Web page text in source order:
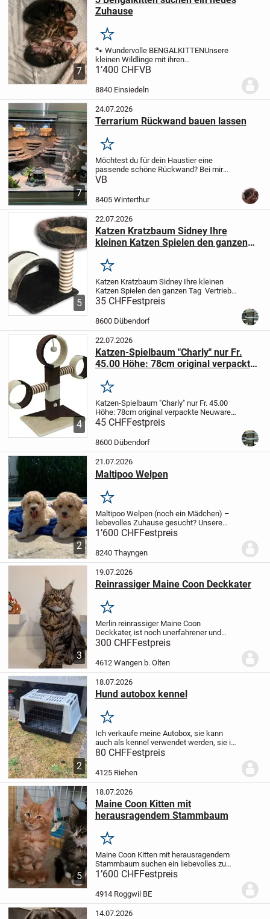
7
Zuhause
Merken
🐾 Wundervolle BENGALKITTENUnsere
kleinen Wildlinge mit ihren
wunderschönen Rosetten & marmorierten
auszuziehen – Einzelhaltung kommt für
1’400 CHFVB
8840 Einsiedeln
7
24.07.2026
Terrarium Rückwand bauen lassen
Merken
Möchtest du für dein Haustier eine
passende schöne Rückwand? Bei mir
kannst du deine customised Rückwand
Vorstellungen. Preise richten sich nach
VB
8405 Winterthur
5
22.07.2026
Katzen Kratzbaum Sidney Ihre
kleinen Katzen Spielen den ganzen
Merken
Katzen Kratzbaum Sidney Ihre kleinen
Katzen Spielen den ganzen Tag Vertrieb
bei: Auto Hifi Shop + Elektronik
8600 Dübendorf - ZH
Hunde Zubehör Wir senden auch per...
35 CHFFestpreis
8600 Dübendorf
4
22.07.2026
Katzen-Spielbaum "Charly" nur Fr.
45.00 Höhe: 78cm original verpackte
Merken
Katzen-Spielbaum "Charly" nur Fr. 45.00
Höhe: 78cmoriginal verpackte Neuware
Dieser Kratzbaum mit seinem modernen
Plüschbezug wird Ihre Katze
lieben. Mit Lustiger Quitschmaus im
45 CHFFestpreis
8600 Dübendorf
2
21.07.2026
Maltipoo Welpen
Merken
Maltipoo Welpen (noch ein Mädchen) –
liebevolles Zuhause gesucht? Unsere
bezaubernde Maltipoo-Hündin ist 3,5
Monate alt und darf ab sofort in ihr neues
Zuhause ziehen.
gechippt,...
1’600 CHFFestpreis
8240 Thayngen
3
19.07.2026
Reinrassiger Maine Coon Deckkater
Merken
Merlin reinrassiger Maine Coon
Deckkater, ist noch unerfahrener und
freut sich auf Damen besuch
geboren am 14.07.2025
Brown Tabby• sozial zu anderen Katzen,
verspielt und...
300 CHFFestpreis
4612 Wangen b. Olten
2
18.07.2026
Hund autobox kennel
Merken
Ich verkaufe meine Autobox, sie kann
auch als kennel verwendet werden, sie ist
praktisch neuwertig, hat nur einen
Mangel: Auf der rechten Seite ist das
Plastik gebrochen, aber mit einem
80 CHFFestpreis
4125 Riehen
5
18.07.2026
Maine Coon Kitten mit
herausragendem Stammbaum
Merken
Maine Coon Kitten mit herausragendem
Stammbaum suchen ein liebevolles zu
Hause. Unsere bezaubernden Maine Coon
Kitten sind bereit ihr neues Zuhause zu
beziehen.Sie wurden liebevoll zu Hause
aufgezogen...
1’600 CHFFestpreis
4914 Roggwil BE
14.07.2026